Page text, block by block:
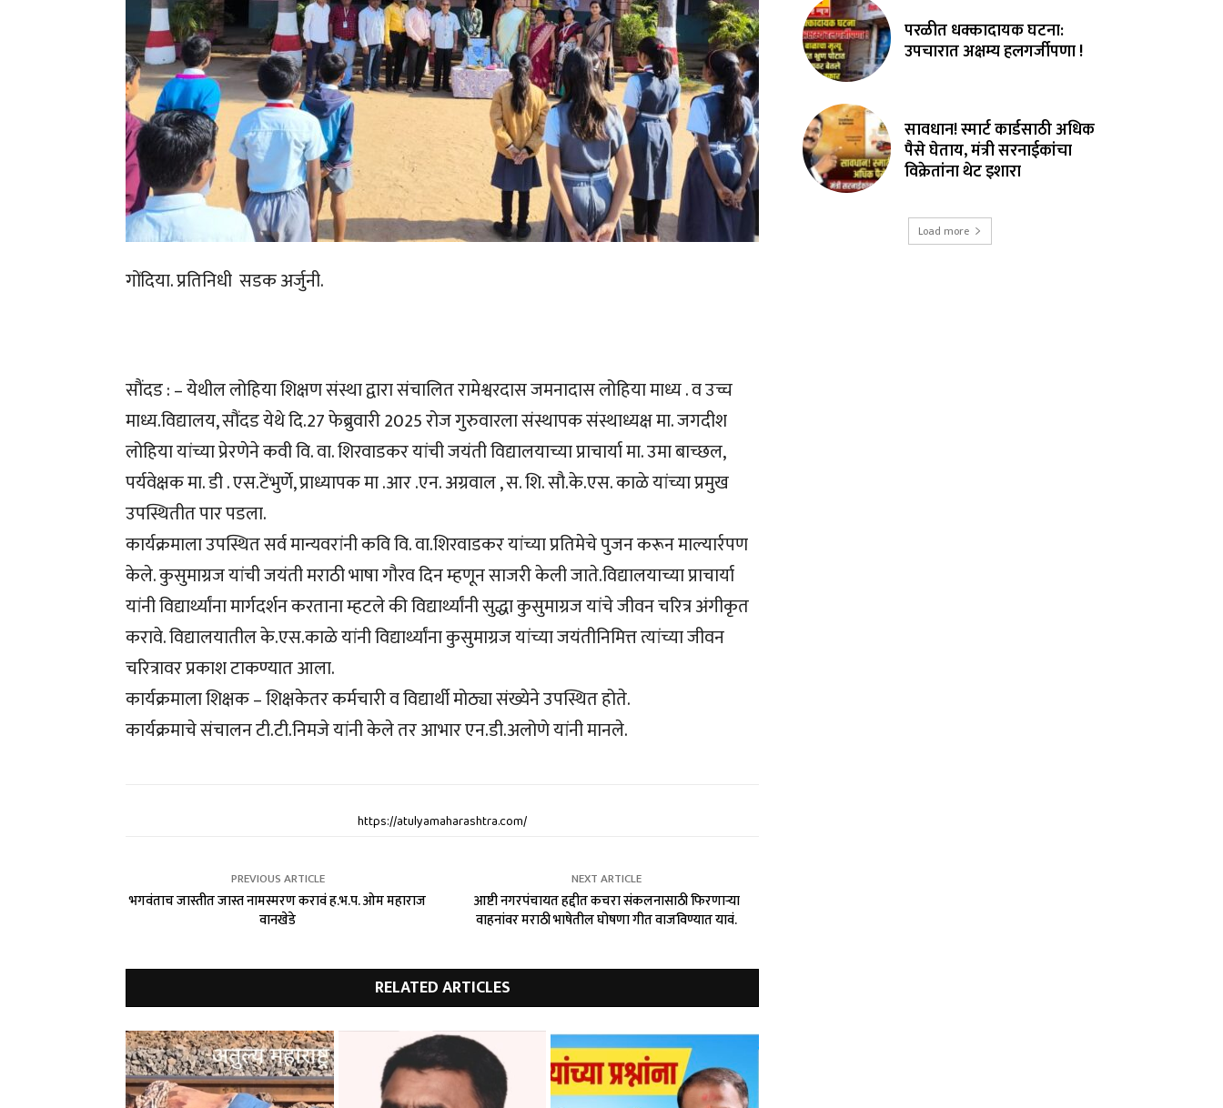
गोंदिया. प्रतिनिधी सडक अर्जुनी.
सौंदड : – येथील लोहिया शिक्षण संस्था द्वारा संचालित रामेश्वरदास जमनादास लोहिया माध्य . व उच्च
माध्य.विद्यालय, सौंदड येथे दि.27 फेब्रुवारी 2025 रोज गुरुवारला संस्थापक संस्थाध्यक्ष मा. जगदीश
लोहिया यांच्या प्रेरणेने कवी वि. वा. शिरवाडकर यांची जयंती विद्यालयाच्या प्राचार्या मा. उमा बाच्छल,
पर्यवेक्षक मा. डी . एस.टेंभुर्णे, प्राध्यापक मा .आर .एन. अग्रवाल , स. शि. सौ.के.एस. काळे यांच्या प्रमुख
उपस्थितीत पार पडला.
कार्यक्रमाला उपस्थित सर्व मान्यवरांनी कवि वि. वा.शिरवाडकर यांच्या प्रतिमेचे पुजन करून माल्यार्रपण
केले. कुसुमाग्रज यांची जयंती मराठी भाषा गौरव दिन म्हणून साजरी केली जाते.विद्यालयाच्या प्राचार्या
यांनी विद्यार्थ्यांना मार्गदर्शन करताना म्हटले की विद्यार्थ्यांनी सुद्धा कुसुमाग्रज यांचे जीवन चरित्र अंगीकृत
करावे. विद्यालयातील के.एस.काळे यांनी विद्यार्थ्यांना कुसुमाग्रज यांच्या जयंतीनिमित्त त्यांच्या जीवन
चरित्रावर प्रकाश टाकण्यात आला.
कार्यक्रमाला शिक्षक – शिक्षकेतर कर्मचारी व विद्यार्थी मोठ्या संख्येने उपस्थित होते.
कार्यक्रमाचे संचालन टी.टी.निमजे यांनी केले तर आभार एन.डी.अलोणे यांनी मानले.
https://atulyamaharashtra.com/
PREVIOUS ARTICLE
भगवंताच जास्तीत जास्त नामस्मरण करावं ह.भ.प. ओम महाराज
वानखेडे
NEXT ARTICLE
आष्टी नगरपंचायत हद्दीत कचरा संकलनासाठी फिरणाऱ्या
वाहनांवर मराठी भाषेतील घोषणा गीत वाजविण्यात यावं.
RELATED ARTICLES
परळीत धक्कादायक घटना:
उपचारात अक्षम्य हलगर्जीपणा !
सावधान! स्मार्ट कार्डसाठी अधिक
पैसे घेताय, मंत्री सरनाईकांचा
विक्रेतांना थेट इशारा
Load more